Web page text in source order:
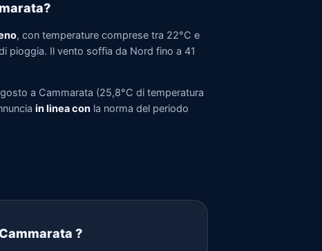
, con temperature comprese tra 22°C e
pioggia. Il vento soffia da Nord fino a 41
a Cammarata (25,8°C di temperatura
in linea con la norma del periodo
?